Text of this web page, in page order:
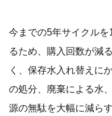
今までの5年サイクル
るため、購入回数が減
く、保存水入れ替えに
の処分、廃棄による水
源の無駄を大幅に減ら